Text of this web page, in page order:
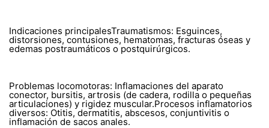
Indicaciones principalesTraumatismos: Esguinces,
distorsiones, contusiones, hematomas, fracturas óseas y
edemas postraumáticos o postquirúrgicos.
Problemas locomotoras: Inflamaciones del aparato
conector, bursitis, artrosis (de cadera, rodilla o pequeñas
articulaciones) y rigidez muscular.Procesos inflamatorios
diversos: Otitis, dermatitis, abscesos, conjuntivitis o
inflamación de sacos anales.